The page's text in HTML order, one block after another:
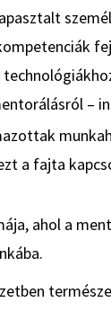
–
a fajta
ahol a